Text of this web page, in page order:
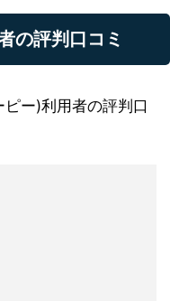
の評判口コミ
ー)利用者の評判口